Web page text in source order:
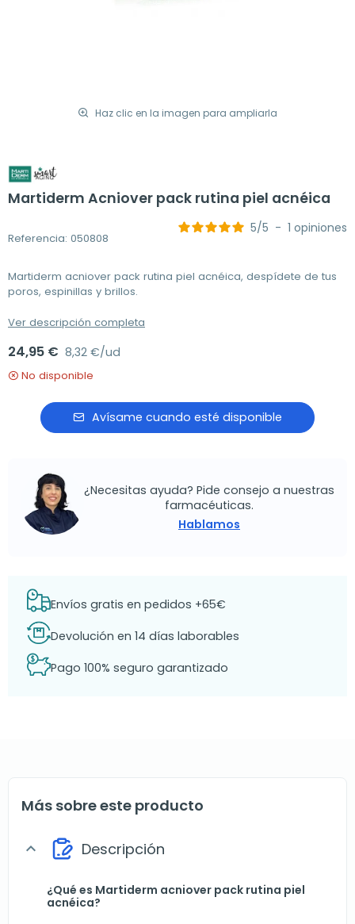
Haz clic en la imagen para ampliarla
Martiderm Acniover pack rutina piel acnéica
Referencia: 050808
5/5 - 1 opiniones
Martiderm acniover pack rutina piel acnéica, despídete de tus
poros, espinillas y brillos.
Ver descripción completa
24,95 € 8,32 €/ud
No disponible
Avísame cuando esté disponible
¿Necesitas ayuda? Pide consejo a nuestras
farmacéuticas.
Hablamos
Envíos gratis en pedidos +65€
Devolución en 14 días laborables
Pago 100% seguro garantizado
Más sobre este producto
expand_more Descripción
¿Qué es Martiderm acniover pack rutina piel
acnéica?